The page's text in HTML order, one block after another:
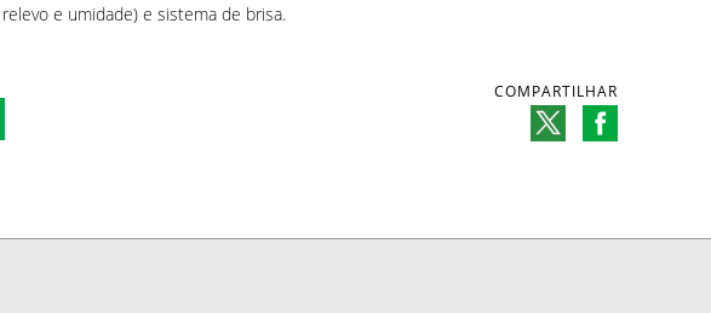
e umidade) e sistema de brisa.
COMPARTILHAR